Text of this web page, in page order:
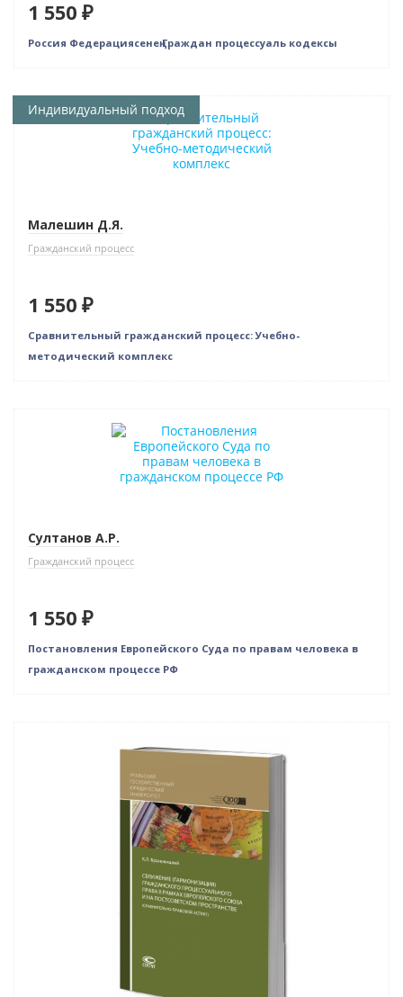
1 550 ₽
Россия Федерациясенең Граждан процессуаль кодексы
Индивидуальный подход
Малешин Д.Я.
Гражданский процесс
1 550 ₽
Сравнительный гражданский процесс: Учебно-
методический комплекс
Султанов А.Р.
Гражданский процесс
1 550 ₽
Постановления Европейского Суда по правам человека в
гражданском процессе РФ